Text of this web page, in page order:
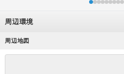
周辺環境
周辺地図